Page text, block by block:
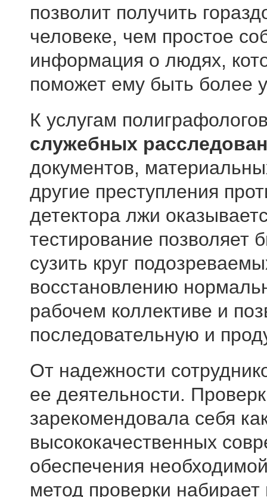
позволит получить
человеке, чем простое
информация о людях,
поможет ему быть более
К услугам
служебных
документов,
другие преступления
детектора лжи
тестирование позволяет
сузить круг
восстановлению
рабочем коллективе и
последовательную и
От надежности
ее деятельности.
зарекомендовала себя
высококачественных
обеспечения
метод проверки